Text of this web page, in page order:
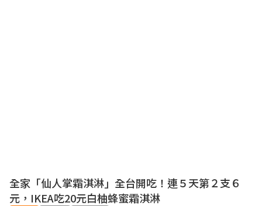
優惠
全家「仙人掌霜淇淋」全台開吃！連５天第２支６
元，IKEA吃20元白柚蜂蜜霜淇淋